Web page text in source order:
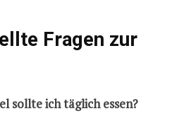
Fragen zur
sollte ich täglich essen?